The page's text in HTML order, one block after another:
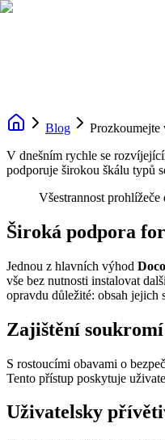
Blog
Prozkoumejte
V dnešním rychle se
podporuje širokou škálu typů
Všestrannost
Široká podpora
Jednou z hlavních výhod
vše bez nutnosti instalovat
opravdu důležité: obsah jejich
Zajištění soukromí
S rostoucími obavami o
Tento přístup poskytuje
Uživatelsky